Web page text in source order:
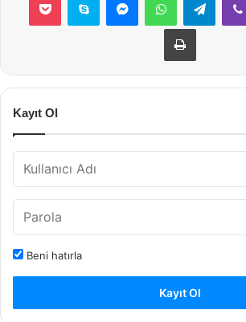
Yazdır
Kayıt Ol
Beni hatırla
Kayıt Ol